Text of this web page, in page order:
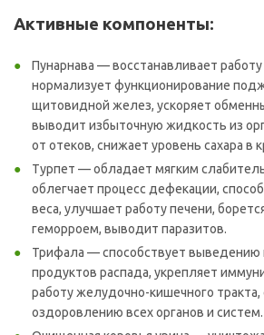
Активные компоненты:
Пунарнава — восстанавливает работу
нормализует функционирование
щитовидной желез, ускоряет
выводит избыточную жидкость из
от отеков, снижает уровень сахара в
Турпет — обладает мягким
облегчает процесс дефекации,
веса, улучшает работу печени,
геморроем, выводит паразитов.
Трифала — способствует выведению
продуктов распада, укрепляет
работу желудочно-кишечного тракта,
оздоровлению всех органов и систем.